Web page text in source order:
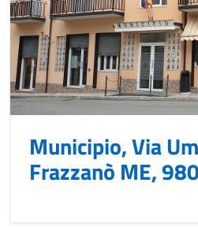
Municipio, Via
Frazzanò ME,